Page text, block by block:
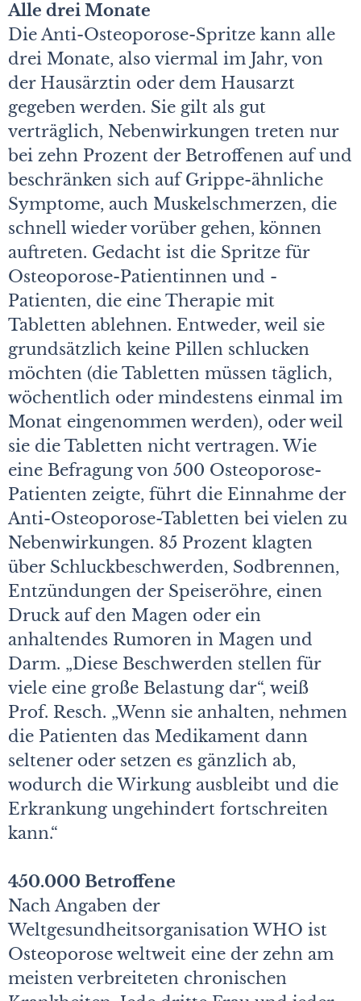
Alle drei Monate
Die Anti-Osteoporose-Spritze kann alle
drei Monate, also viermal im Jahr, von
der Hausärztin oder dem Hausarzt
gegeben werden. Sie gilt als gut
verträglich, Nebenwirkungen treten nur
bei zehn Prozent der Betroffenen auf und
beschränken sich auf Grippe-ähnliche
Symptome, auch Muskelschmerzen, die
schnell wieder vorüber gehen, können
auftreten. Gedacht ist die Spritze für
Osteoporose-Patientinnen und -
Patienten, die eine Therapie mit
Tabletten ablehnen. Entweder, weil sie
grundsätzlich keine Pillen schlucken
möchten (die Tabletten müssen täglich,
wöchentlich oder mindestens einmal im
Monat eingenommen werden), oder weil
sie die Tabletten nicht vertragen. Wie
eine Befragung von 500 Osteoporose-
Patienten zeigte, führt die Einnahme der
Anti-Osteoporose-Tabletten bei vielen zu
Nebenwirkungen. 85 Prozent klagten
über Schluckbeschwerden, Sodbrennen,
Entzündungen der Speiseröhre, einen
Druck auf den Magen oder ein
anhaltendes Rumoren in Magen und
Darm. „Diese Beschwerden stellen für
viele eine große Belastung dar“, weiß
Prof. Resch. „Wenn sie anhalten, nehmen
die Patienten das Medikament dann
seltener oder setzen es gänzlich ab,
wodurch die Wirkung ausbleibt und die
Erkrankung ungehindert fortschreiten
kann.“
450.000 Betroffene
Nach Angaben der
Weltgesundheitsorganisation WHO ist
Osteoporose weltweit eine der zehn am
meisten verbreiteten chronischen